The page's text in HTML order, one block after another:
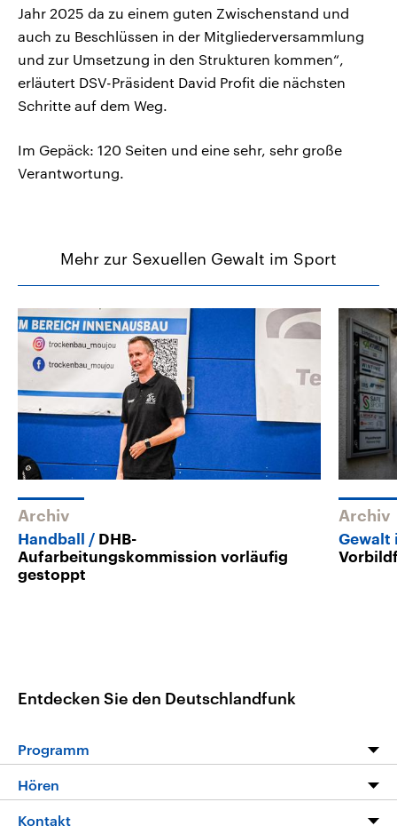
Jahr 2025 da zu einem guten Zwischenstand und
auch zu Beschlüssen in der Mitgliederversammlung
und zur Umsetzung in den Strukturen kommen“,
erläutert DSV-Präsident David Profit die nächsten
Schritte auf dem Weg.
Im Gepäck: 120 Seiten und eine sehr, sehr große
Verantwortung.
Mehr zur Sexuellen Gewalt im Sport
Archiv
Handball
DHB-
Aufarbeitungskommission vorläufig
gestoppt
Archiv
Gewalt
Entdecken Sie den Deutschlandfunk
Programm
Programm
Hören
Livestream
Kontakt